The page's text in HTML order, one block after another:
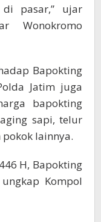
di pasar,” ujar
Wonokromo
Bapokting
Jatim juga
bapokting
sapi, telur
lainnya.
H, Bapokting
Kompol